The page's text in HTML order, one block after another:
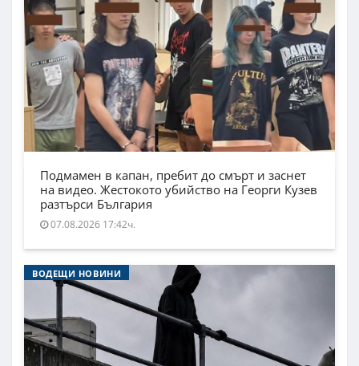
Подмамен в капан, пребит до смърт и заснет
на видео. Жестокото убийство на Георги Кузев
разтърси България
07.08.2026 17:42ч.
ВОДЕЩИ НОВИНИ